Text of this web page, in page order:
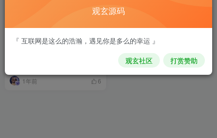
魔方财务邮件模板 【完整包】
1年前 6
观玄源码
『 互联网是这么的浩瀚，遇见你是多么的幸运 』
观玄社区 打赏赞助